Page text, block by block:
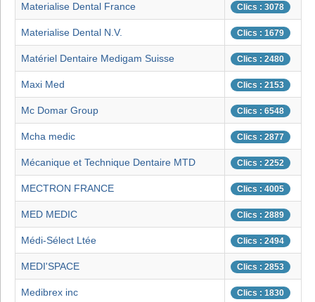
Materialise Dental France Clics : 3078
Materialise Dental N.V. Clics : 1679
Matériel Dentaire Medigam Suisse Clics : 2480
Maxi Med Clics : 2153
Mc Domar Group Clics : 6548
Mcha medic Clics : 2877
Mécanique et Technique Dentaire MTD Clics : 2252
MECTRON FRANCE Clics : 4005
MED MEDIC Clics : 2889
Médi-Sélect Ltée Clics : 2494
MEDI'SPACE Clics : 2853
Medibrex inc Clics : 1830